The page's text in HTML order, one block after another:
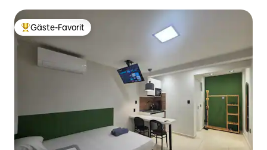
Beliebter Gäste-Favorit.
Gäste-Favorit